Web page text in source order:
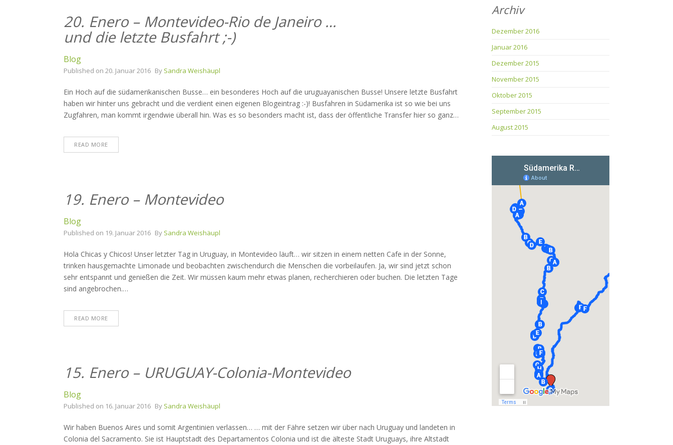
20. Enero – Montevideo-Rio de Janeiro …
und die letzte Busfahrt ;-)
Blog
Published on 20. Januar 2016 By Sandra Weishäupl
Ein Hoch auf die südamerikanischen Busse… ein besonderes Hoch auf die uruguayanischen Busse! Unsere letzte Busfahrt
haben wir hinter uns gebracht und die verdient einen eigenen Blogeintrag :-)! Busfahren in Südamerika ist so wie bei uns
Zugfahren, man kommt irgendwie überall hin. Was es so besonders macht ist, dass der öffentliche Transfer hier so ganz…
READ MORE
19. Enero – Montevideo
Blog
Published on 19. Januar 2016 By Sandra Weishäupl
Hola Chicas y Chicos! Unser letzter Tag in Uruguay, in Montevideo läuft… wir sitzen in einem netten Cafe in der Sonne,
trinken hausgemachte Limonade und beobachten zwischendurch die Menschen die vorbeilaufen. Ja, wir sind jetzt schon
sehr entspannt und genießen die Zeit. Wir müssen kaum mehr etwas planen, recherchieren oder buchen. Die letzten Tage
sind angebrochen.…
READ MORE
15. Enero – URUGUAY-Colonia-Montevideo
Blog
Published on 16. Januar 2016 By Sandra Weishäupl
Wir haben Buenos Aires und somit Argentinien verlassen… … mit der Fähre setzen wir über nach Uruguay und landeten in
Colonia del Sacramento. Sie ist Hauptstadt des Departamentos Colonia und ist die älteste Stadt Uruguays, ihre Altstadt
Archiv
Dezember 2016
Januar 2016
Dezember 2015
November 2015
Oktober 2015
September 2015
August 2015